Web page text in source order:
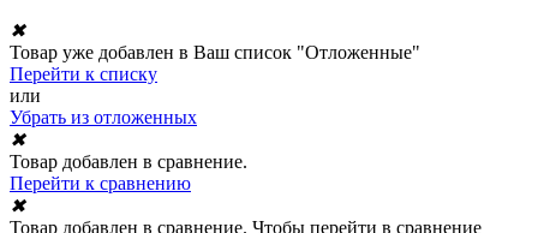
✖
Товар уже добавлен в Ваш список "Отложенные"
Перейти к списку
или
Убрать из отложенных
✖
Товар добавлен в сравнение.
Перейти к сравнению
✖
Товар добавлен в сравнение. Чтобы перейти в сравнение